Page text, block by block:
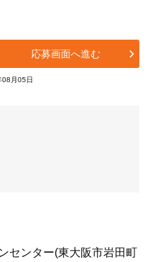
応募画面へ進む
月05日
センター(東大阪市岩田町